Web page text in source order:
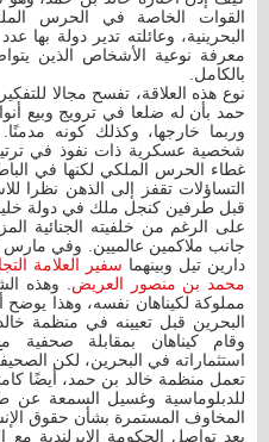
القوات الخاصة في الحرس
البحرينية، وعائلته تدير دولة بها
معرفة نوعية الأشخاص الذين
بالكامل.
نوع هذه العلاقة، تفسح مجالا
حمد بأن له ضلعا في ترويج وبيع
وربما خارجها، وكذلك كونه
شخصية عسكرية ذات نفوذ في
غطاء الحرس الملكي لكنها في
التساؤلات تقفز إلى الذهن نظرا
قبل طرفين كنجل ملك في دولة
على الرغم من خلفيته الجنائية
دارين تيل وبينهما سفير العلامة
محمد بن منصور العريض. وهذه
مملوكة لكيناهان نفسه، وهذا
استثماراته في البحرين، لكن
تعمل منظمة خالد بن حمد، أيضًا
للدبلوماسية وغسيل السمعة عن
المخاوف المستمرة بشأن حقوق
بعد تواصل الحكومة الايرلندية